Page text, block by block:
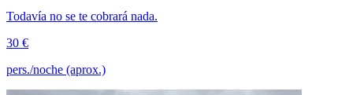
Todavía no se te cobrará nada.
30 €
pers./noche (aprox.)